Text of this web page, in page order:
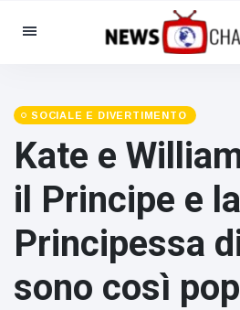
Categorie
Sociale e divertimento (155)
Cinema e TV
(81)
Celebrità
(13938)
Moda e bellezza
(122)
Auto e motore
Cibo e bevande
(79)
SOCIALE E DIVERTIMENTO
Kate e
il Principe e la
Principessa
sono così